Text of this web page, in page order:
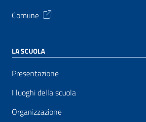
Comune
LA SCUOLA
Presentazione
I luoghi della scuola
Organizzazione